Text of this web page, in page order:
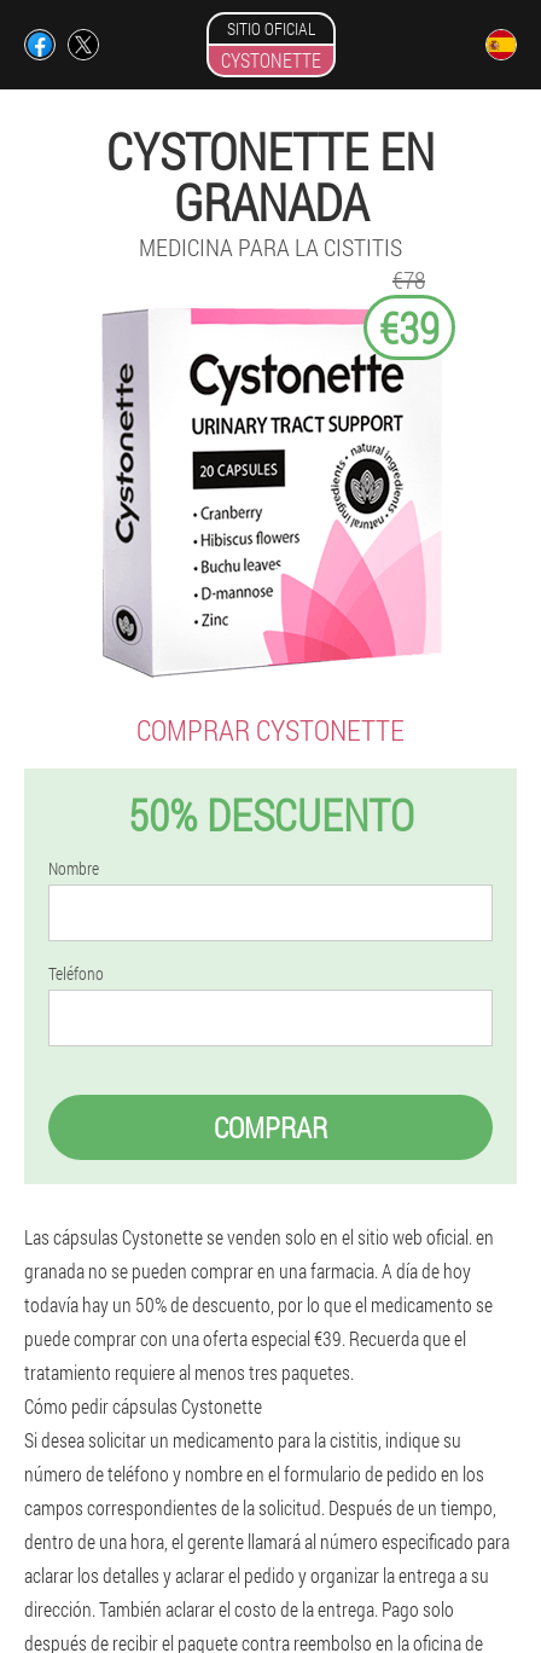
SITIO OFICIAL
CYSTONETTE
CYSTONETTE EN
GRANADA
MEDICINA PARA LA CISTITIS
€78
€39
COMPRAR CYSTONETTE
50% DESCUENTO
Nombre
Teléfono
COMPRAR
Las cápsulas Cystonette se venden solo en el sitio web oficial. en
granada no se pueden comprar en una farmacia. A día de hoy
todavía hay un 50% de descuento, por lo que el medicamento se
puede comprar con una oferta especial €39. Recuerda que el
tratamiento requiere al menos tres paquetes.
Cómo pedir cápsulas Cystonette
Si desea solicitar un medicamento para la cistitis, indique su
número de teléfono y nombre en el formulario de pedido en los
campos correspondientes de la solicitud. Después de un tiempo,
dentro de una hora, el gerente llamará al número especificado para
aclarar los detalles y aclarar el pedido y organizar la entrega a su
dirección. También aclarar el costo de la entrega. Pago solo
después de recibir el paquete contra reembolso en la oficina de